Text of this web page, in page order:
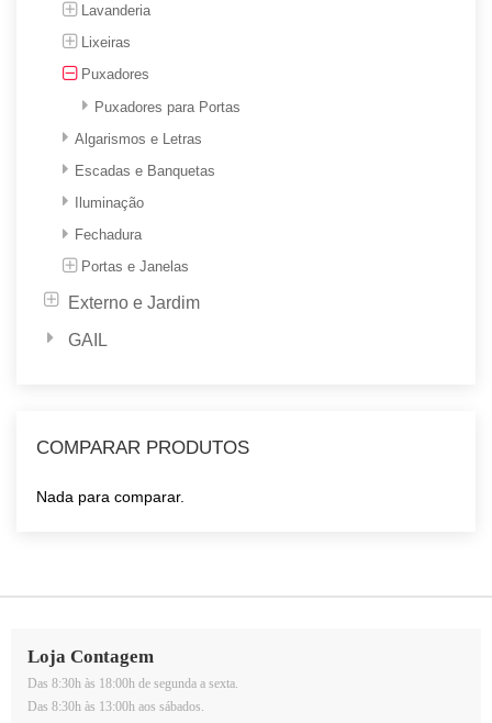
Lavanderia
Lixeiras
Puxadores
Puxadores para Portas
Algarismos e Letras
Escadas e Banquetas
Iluminação
Fechadura
Portas e Janelas
Externo e Jardim
GAIL
COMPARAR PRODUTOS
Nada para comparar.
Loja Contagem
Das 8:30h às 18:00h de segunda a sexta.
Das 8:30h às 13:00h aos sábados.